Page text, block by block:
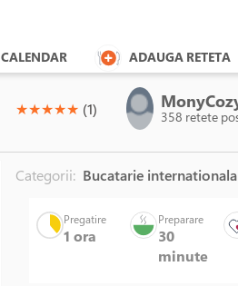
CALENDAR ADAUGA RETETA
(*)
★(*)
★(*)
★(*)
★(*)
★ (1) 358 retete
Categorii: Bucatarie internationala
Pregatire
1 ora
Preparare
30
minute